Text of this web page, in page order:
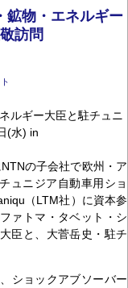
鉱物・エネルギー
訪問
ルギー大臣と駐チュニ
(水) in
の子会社で欧州・ア
ュニジア自動車用ショ
（LTM社）に資本参
ァトマ・タベット・シ
臣と、大菅岳史・駐チ
ショックアブソーバー